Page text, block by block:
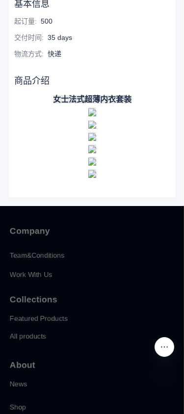
基本信息
起订量: 500
交付时间: 35 days
物流方式: 快递
商品介绍
女士法式超薄内衣套装
Company
Team&Conditions
Work With Us
Collections
Featured Products
All products
About
News
Shop